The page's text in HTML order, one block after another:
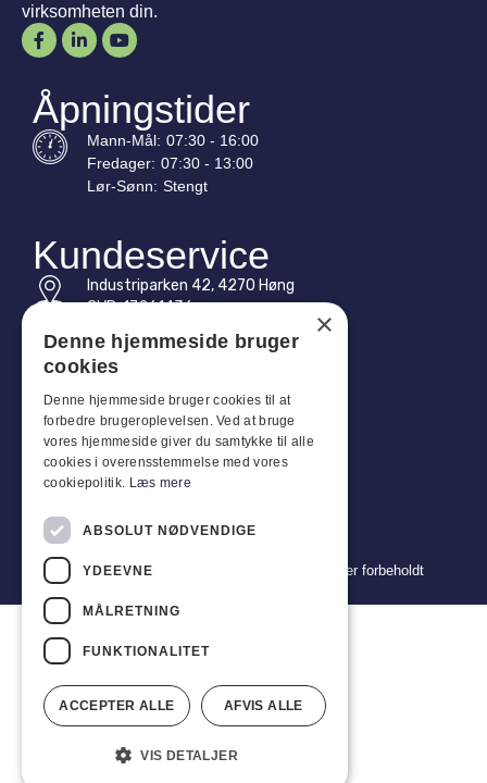
virksomheten din.
Åpningstider
Mann-Mål: 07:30 - 16:00
Fredager: 07:30 - 13:00
Lør-Sønn: Stengt
Kundeservice
Industriparken 42, 4270 Høng
CVR: 17261436
Tlf: +45 4396 4122
Quicklinks
Retningslinjer for personvern
Vilkår og betingelser for salg og levering
Copyright 2024 © Viggo Bendz. Alle rettigheter forbeholdt
×
Denne hjemmeside bruger
cookies
Denne hjemmeside bruger cookies til at
forbedre brugeroplevelsen. Ved at bruge
vores hjemmeside giver du samtykke til alle
cookies i overensstemmelse med vores
cookiepolitik. Læs mere
ABSOLUT NØDVENDIGE
YDEEVNE
MÅLRETNING
FUNKTIONALITET
ACCEPTER ALLE AFVIS ALLE
VIS DETALJER